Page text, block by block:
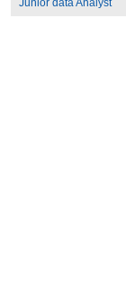
Junior data Analyst